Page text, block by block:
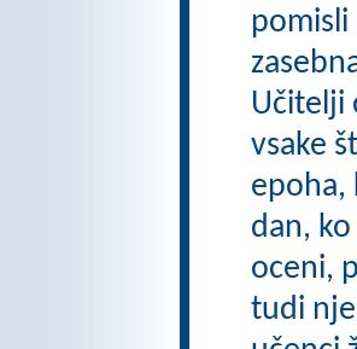
pomisli
Učitelji
vsake
epoha,
dan,
oceni,
tudi